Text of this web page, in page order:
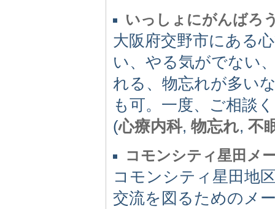
いっしょにがんばろ
大阪府交野市にある
い、やる気がでない
れる、物忘れが多い
も可。一度、ご相談
(心療内科, 物忘れ, 不
コモンシティ星田メ
コモンシティ星田地
交流を図るためのメ